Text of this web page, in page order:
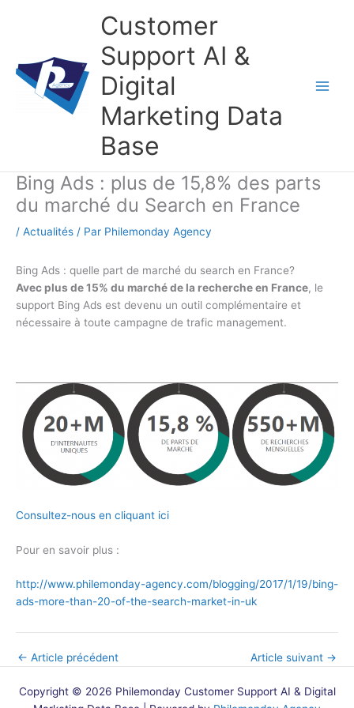
Customer
Support AI &
Digital
Marketing Data
Base
Bing Ads : plus de 15,8% des parts
du marché du Search en France
/ Actualités / Par Philemonday Agency
Bing Ads : quelle part de marché du search en France?
Avec plus de 15% du marché de la recherche en France, le
support Bing Ads est devenu un outil complémentaire et
nécessaire à toute campagne de trafic management.
Consultez-nous en cliquant ici
Pour en savoir plus :
http://www.philemonday-agency.com/blogging/2017/1/19/bing-
ads-more-than-20-of-the-search-market-in-uk
← Article précédent Article suivant →
Copyright © 2026 Philemonday Customer Support AI & Digital